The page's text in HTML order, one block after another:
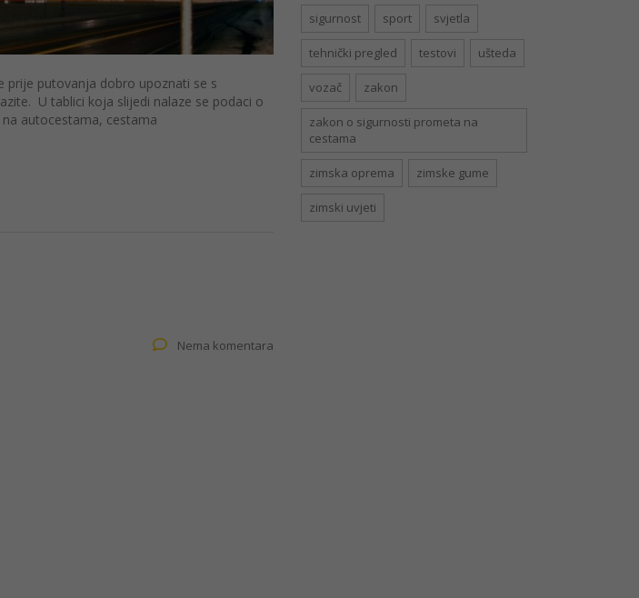
prije putovanja dobro upoznati se s
U tablici koja slijedi nalaze se podaci o
autocestama, cestama
Nema komentara
sigurnost sport svjetla
tehnički pregled testovi ušteda
vozač zakon
zakon o sigurnosti prometa na
cestama
zimska oprema zimske gume
zimski uvjeti